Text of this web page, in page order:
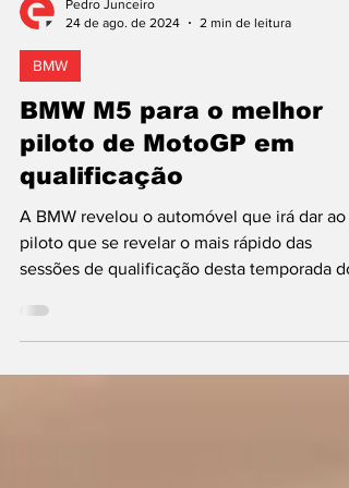
24 de ago. de 2024
BMW
BMW M5 para o melhor
piloto de MotoGP em
qualificação
A BMW revelou o automóvel que irá dar ao
piloto que se revelar o mais rápido das
sessões de qualificação desta temporada do